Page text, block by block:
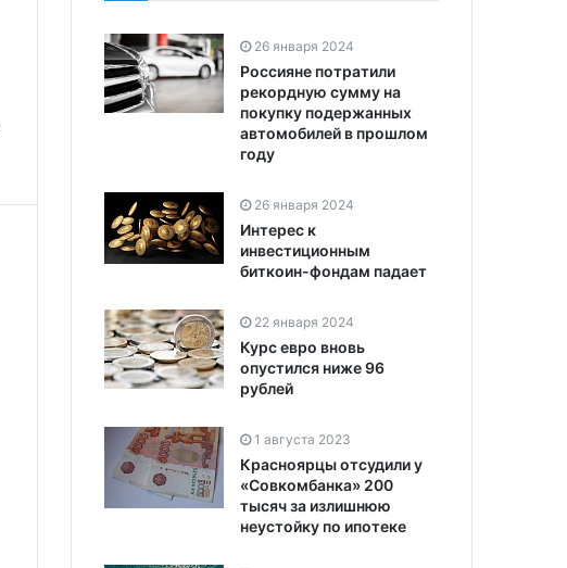
26 января 2024
Россияне потратили
рекордную сумму на
покупку подержанных
автомобилей в прошлом
году
26 января 2024
Интерес к
инвестиционным
биткоин-фондам падает
22 января 2024
Курс евро вновь
опустился ниже 96
рублей
1 августа 2023
Красноярцы отсудили у
«Совкомбанка» 200
тысяч за излишнюю
неустойку по ипотеке